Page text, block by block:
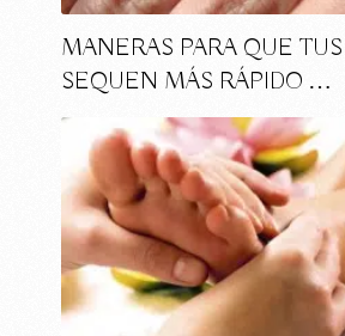
MANERAS PARA QUE
SEQUEN MÁS RÁPIDO …